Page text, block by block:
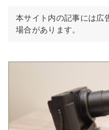
本サイト内の記事には広
場合があります。